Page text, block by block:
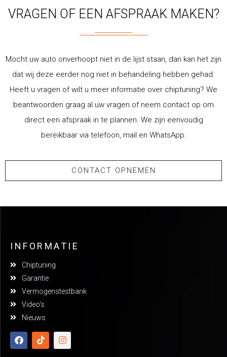
VRAGEN OF EEN AFSPRAAK MAKEN?
Mocht uw auto onverhoopt niet in de lijst staan, dan kan het zijn
dat wij deze eerder nog niet in behandeling hebben gehad.
Heeft u vragen of wilt u meer informatie over chiptuning? We
beantwoorden graag al uw vragen of neem contact op om
direct een afspraak in te plannen. We zijn eenvoudig
bereikbaar via telefoon, mail en WhatsApp.
CONTACT OPNEMEN
INFORMATIE
Chiptuning
Garantie
Vermogenstestbank
Video's
Nieuws